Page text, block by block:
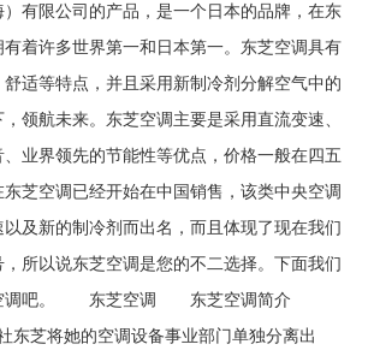
有限公司的产品，是一个日本的品牌，在东
着许多世界第一和日本第一。东芝空调具有
适等特点，并且采用新制冷剂分解空气中的
领航未来。东芝空调主要是采用直流变速、
业界领先的节能性等优点，价格一般在四五
空调已经开始在中国销售，该类中央空调
及新的制冷剂而出名，而且体现了现在我们
所以说东芝空调是您的不二选择。下面我们
空调吧。 东芝空调 东芝空调简介
东芝将她的空调设备事业部门单独分离出